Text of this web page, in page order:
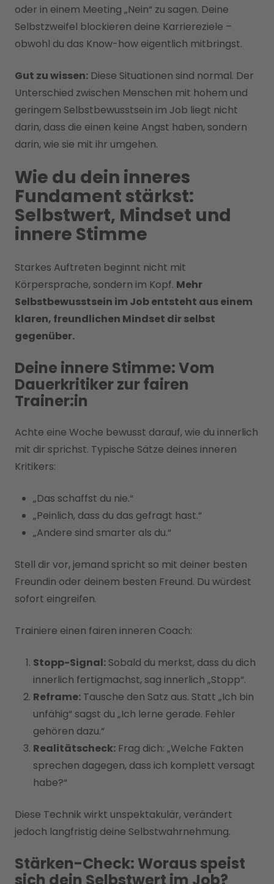
oder in einem Meeting „Nein“ zu sagen. Deine
Selbstzweifel blockieren deine Karriereziele –
obwohl du das Know-how eigentlich mitbringst.
Gut zu wissen: Diese Situationen sind normal. Der
Unterschied zwischen Menschen mit hohem und
geringem Selbstbewusstsein im Job liegt nicht
darin, dass die einen keine Angst haben, sondern
darin, wie sie mit ihr umgehen.
Wie du dein inneres
Fundament stärkst:
Selbstwert, Mindset und
innere Stimme
Starkes Auftreten beginnt nicht mit
Körpersprache, sondern im Kopf. Mehr
Selbstbewusstsein im Job entsteht aus einem
klaren, freundlichen Mindset dir selbst
gegenüber.
Deine innere Stimme: Vom
Dauerkritiker zur fairen
Trainer:in
Achte eine Woche bewusst darauf, wie du innerlich
mit dir sprichst. Typische Sätze deines inneren
Kritikers:
„Das schaffst du nie.“
„Peinlich, dass du das gefragt hast.“
„Andere sind smarter als du.“
Stell dir vor, jemand spricht so mit deiner besten
Freundin oder deinem besten Freund. Du würdest
sofort eingreifen.
Trainiere einen fairen inneren Coach:
Stopp-Signal: Sobald du merkst, dass du dich
innerlich fertigmachst, sag innerlich „Stopp“.
Reframe: Tausche den Satz aus. Statt „Ich bin
unfähig“ sagst du „Ich lerne gerade. Fehler
gehören dazu.“
Realitätscheck: Frag dich: „Welche Fakten
sprechen dagegen, dass ich komplett versagt
habe?“
Diese Technik wirkt unspektakulär, verändert
jedoch langfristig deine Selbstwahrnehmung.
Stärken-Check: Woraus speist
sich dein Selbstwert im Job?